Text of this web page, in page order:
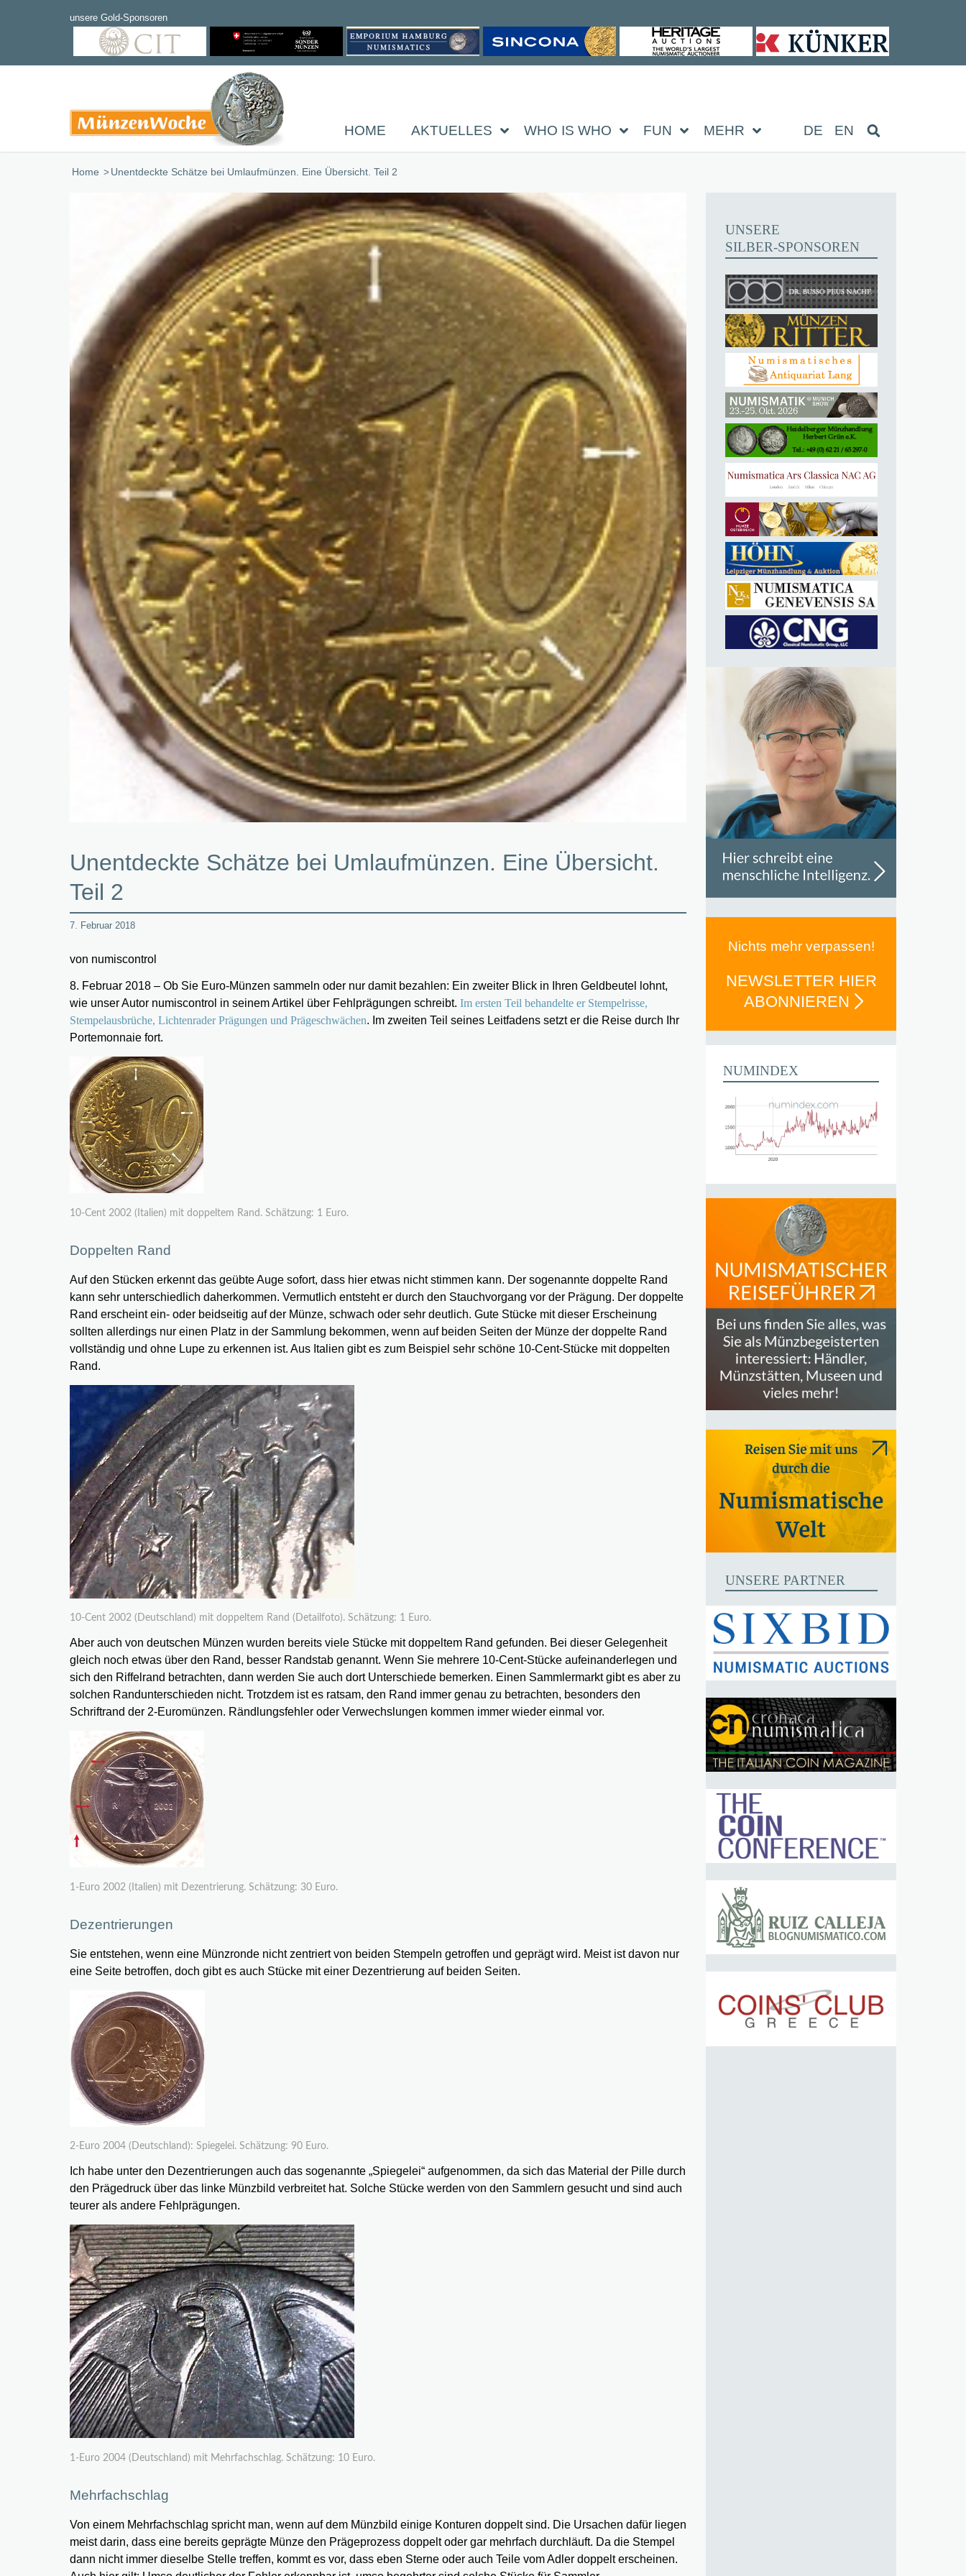
HOME AKTUELLES WHO IS WHO FUN MEHR DE EN
Home /Unentdeckte Schätze bei Umlaufmünzen. Eine Übersicht. Teil 2
Unentdeckte Schätze bei Umlaufmünzen. Eine Übersicht.
Teil 2
7. Februar 2018
von numiscontrol
8. Februar 2018 – Ob Sie Euro-Münzen sammeln oder nur damit bezahlen: Ein zweiter Blick in Ihren Geldbeutel lohnt,
wie unser Autor numiscontrol in seinem Artikel über Fehlprägungen schreibt. Im ersten Teil behandelte er Stempelrisse,
Stempelausbrüche, Lichtenrader Prägungen und Prägeschwächen. Im zweiten Teil seines Leitfadens setzt er die Reise durch Ihr
Portemonnaie fort.
10-Cent 2002 (Italien) mit doppeltem Rand. Schätzung: 1 Euro.
Doppelten Rand
Auf den Stücken erkennt das geübte Auge sofort, dass hier etwas nicht stimmen kann. Der sogenannte doppelte Rand
kann sehr unterschiedlich daherkommen. Vermutlich entsteht er durch den Stauchvorgang vor der Prägung. Der doppelte
Rand erscheint ein- oder beidseitig auf der Münze, schwach oder sehr deutlich. Gute Stücke mit dieser Erscheinung
sollten allerdings nur einen Platz in der Sammlung bekommen, wenn auf beiden Seiten der Münze der doppelte Rand
vollständig und ohne Lupe zu erkennen ist. Aus Italien gibt es zum Beispiel sehr schöne 10-Cent-Stücke mit doppelten
Rand.
10-Cent 2002 (Deutschland) mit doppeltem Rand (Detailfoto). Schätzung: 1 Euro.
Aber auch von deutschen Münzen wurden bereits viele Stücke mit doppeltem Rand gefunden. Bei dieser Gelegenheit
gleich noch etwas über den Rand, besser Randstab genannt. Wenn Sie mehrere 10-Cent-Stücke aufeinanderlegen und
sich den Riffelrand betrachten, dann werden Sie auch dort Unterschiede bemerken. Einen Sammlermarkt gibt es aber zu
solchen Randunterschieden nicht. Trotzdem ist es ratsam, den Rand immer genau zu betrachten, besonders den
Schriftrand der 2-Euromünzen. Rändlungsfehler oder Verwechslungen kommen immer wieder einmal vor.
1-Euro 2002 (Italien) mit Dezentrierung. Schätzung: 30 Euro.
Dezentrierungen
Sie entstehen, wenn eine Münzronde nicht zentriert von beiden Stempeln getroffen und geprägt wird. Meist ist davon nur
eine Seite betroffen, doch gibt es auch Stücke mit einer Dezentrierung auf beiden Seiten.
2-Euro 2004 (Deutschland): Spiegelei. Schätzung: 90 Euro.
Ich habe unter den Dezentrierungen auch das sogenannte „Spiegelei“ aufgenommen, da sich das Material der Pille durch
den Prägedruck über das linke Münzbild verbreitet hat. Solche Stücke werden von den Sammlern gesucht und sind auch
teurer als andere Fehlprägungen.
1-Euro 2004 (Deutschland) mit Mehrfachschlag. Schätzung: 10 Euro.
Mehrfachschlag
Von einem Mehrfachschlag spricht man, wenn auf dem Münzbild einige Konturen doppelt sind. Die Ursachen dafür liegen
meist darin, dass eine bereits geprägte Münze den Prägeprozess doppelt oder gar mehrfach durchläuft. Da die Stempel
dann nicht immer dieselbe Stelle treffen, kommt es vor, dass eben Sterne oder auch Teile vom Adler doppelt erscheinen.
UNSERE
SILBER-SPONSOREN
Nichts mehr verpassen!
NEWSLETTER HIER
ABONNIEREN
NUMINDEX
UNSERE PARTNER